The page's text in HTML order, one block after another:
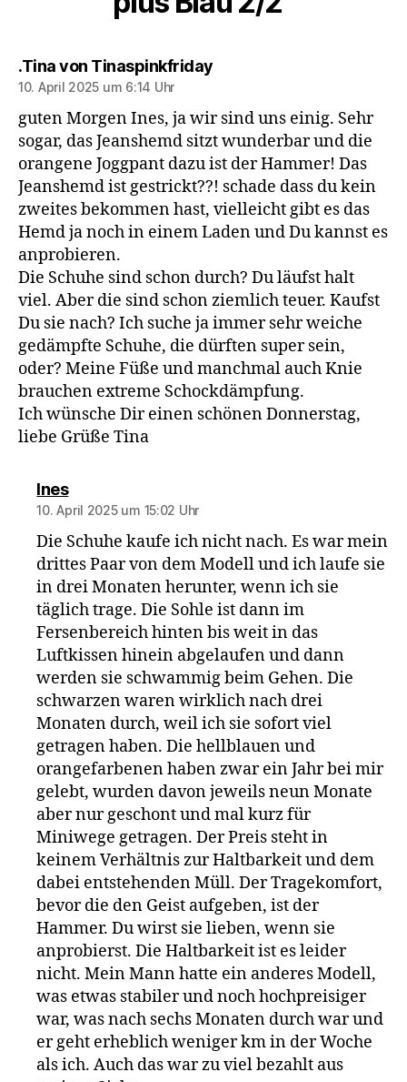
.Tina von Tinaspinkfridaysagt:
10. April 2025 um 6:14 Uhr
guten Morgen Ines, ja wir sind uns einig. Sehr
sogar, das Jeanshemd sitzt wunderbar und die
orangene Joggpant dazu ist der Hammer! Das
Jeanshemd ist gestrickt??! schade dass du kein
zweites bekommen hast, vielleicht gibt es das
Hemd ja noch in einem Laden und Du kannst es
anprobieren.
Die Schuhe sind schon durch? Du läufst halt
viel. Aber die sind schon ziemlich teuer. Kaufst
Du sie nach? Ich suche ja immer sehr weiche
gedämpfte Schuhe, die dürften super sein,
oder? Meine Füße und manchmal auch Knie
brauchen extreme Schockdämpfung.
Ich wünsche Dir einen schönen Donnerstag,
liebe Grüße Tina
Inessagt:
10. April 2025 um 15:02 Uhr
Die Schuhe kaufe ich nicht nach. Es war mein
drittes Paar von dem Modell und ich laufe sie
in drei Monaten herunter, wenn ich sie
täglich trage. Die Sohle ist dann im
Fersenbereich hinten bis weit in das
Luftkissen hinein abgelaufen und dann
werden sie schwammig beim Gehen. Die
schwarzen waren wirklich nach drei
Monaten durch, weil ich sie sofort viel
getragen haben. Die hellblauen und
orangefarbenen haben zwar ein Jahr bei mir
gelebt, wurden davon jeweils neun Monate
aber nur geschont und mal kurz für
Miniwege getragen. Der Preis steht in
keinem Verhältnis zur Haltbarkeit und dem
dabei entstehenden Müll. Der Tragekomfort,
bevor die den Geist aufgeben, ist der
Hammer. Du wirst sie lieben, wenn sie
anprobierst. Die Haltbarkeit ist es leider
nicht. Mein Mann hatte ein anderes Modell,
was etwas stabiler und noch hochpreisiger
war, was nach sechs Monaten durch war und
er geht erheblich weniger km in der Woche
als ich. Auch das war zu viel bezahlt aus